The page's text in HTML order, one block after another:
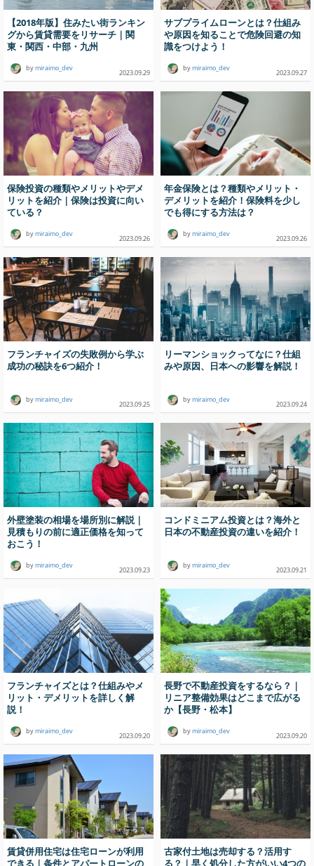
【2018年版】住みたい街ランキン
グから賃貸需要をリサーチ｜関
東・関西・中部・九州
bymiraimo_dev
2023.09.29
サブプライムローンとは？仕組み
や原因を知ることで危険回避の知
識をつけよう！
bymiraimo_dev
2023.09.27
保険投資の種類やメリットやデメ
リットを紹介｜保険は投資に向い
ている？
bymiraimo_dev
2023.09.26
年金保険とは？種類やメリット・
デメリットを紹介！保険料を少し
でも得にする方法は？
bymiraimo_dev
2023.09.26
フランチャイズの失敗例から学ぶ
成功の秘訣を6つ紹介！
bymiraimo_dev
2023.09.25
リーマンショックってなに？仕組
みや原因、日本への影響を解説！
bymiraimo_dev
2023.09.24
外壁塗装の相場を場所別に解説｜
見積もりの前に適正価格を知って
おこう！
bymiraimo_dev
2023.09.23
コンドミニアム投資とは？海外と
日本の不動産投資の違いを紹介！
bymiraimo_dev
2023.09.21
フランチャイズとは？仕組みやメ
リット・デメリットを詳しく解
説！
bymiraimo_dev
2023.09.20
長野で不動産投資をするなら？｜
リニア整備効果はどこまで広がる
か【長野・松本】
bymiraimo_dev
2023.09.20
賃貸併用住宅は住宅ローンが利用
できる｜条件とアパートローンの
古家付土地は売却する？活用す
る？｜早く処分した方がいい4つの